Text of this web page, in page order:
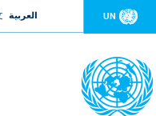
UN العربية